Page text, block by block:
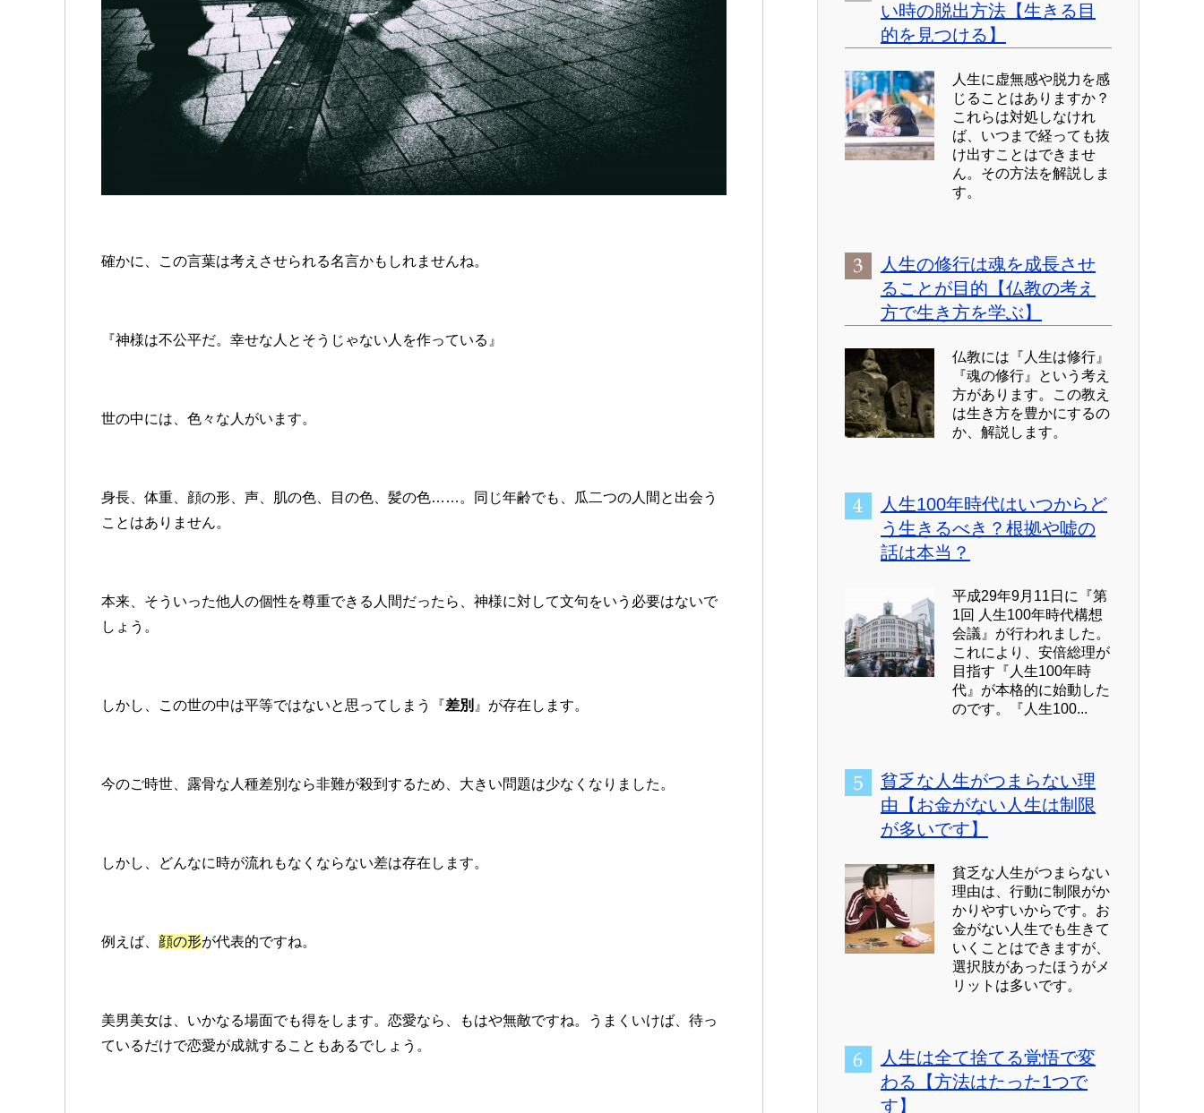
確かに、この言葉は考えさせられる名言かもしれませんね。
『神様は不公平だ。幸せな人とそうじゃない人を作っている』
世の中には、色々な人がいます。
身長、体重、顔の形、声、肌の色、目の色、髪の色……。同じ年齢でも、瓜二つの人間と出会う
ことはありません。
本来、そういった他人の個性を尊重できる人間だったら、神様に対して文句をいう必要はないで
しょう。
しかし、この世の中は平等ではないと思ってしまう『差別 』が存在します。
今のご時世、露骨な人種差別なら非難が殺到するため、大きい問題は少なくなりました。
しかし、どんなに時が流れもなくならない差は存在します。
例えば、 顔の形が代表的ですね。
美男美女は、いかなる場面でも得をします。恋愛なら、もはや無敵ですね。うまくいけば、待っ
ているだけで恋愛が成就することもあるでしょう。
い時の脱出方法【生きる目
的を見つける】
人生に虚無感や脱力を感
じることはありますか？
これらは対処しなけれ
ば、いつまで経っても抜
け出すことはできませ
ん。その方法を解説しま
す。
人生の修行は魂を成長させ
ることが目的【仏教の考え
方で生き方を学ぶ】
仏教には『人生は修行』
『魂の修行』という考え
方があります。この教え
は生き方を豊かにするの
か、解説します。
人生100年時代はいつからど
う生きるべき？根拠や嘘の
話は本当？
平成29年9月11日に『第
1回 人生100年時代構想
会議』が行われました。
これにより、安倍総理が
目指す『人生100年時
代』が本格的に始動した
のです。『人生100...
貧乏な人生がつまらない理
由【お金がない人生は制限
が多いです】
貧乏な人生がつまらない
理由は、行動に制限がか
かりやすいからです。お
金がない人生でも生きて
いくことはできますが、
選択肢があったほうがメ
リットは多いです。
人生は全て捨てる覚悟で変
わる【方法はたった1つで
す】